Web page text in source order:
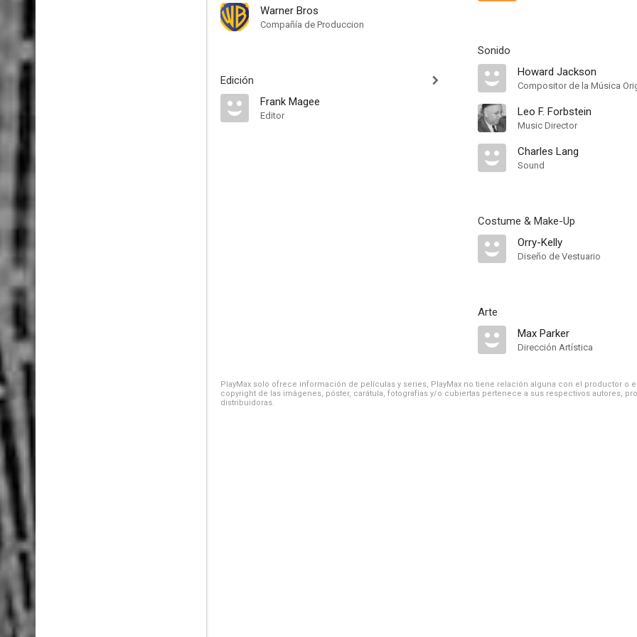
Warner Bros
Compañía de Produccion
Edición
Frank Magee
Editor
Sonido
Howard Jackson
Compositor de la Música
Leo F. Forbstein
Music Director
Charles Lang
Sound
Costume & Make-Up
Orry-Kelly
Diseño de Vestuario
Arte
Max Parker
Dirección Artística
PlayMax solo ofrece información de películas y series, PlayMax no tiene relación alguna con el productor o
copyright de las imágenes, póster, carátula, fotografías y/o cubiertas pertenece a sus respectivos autores,
distribuidoras.